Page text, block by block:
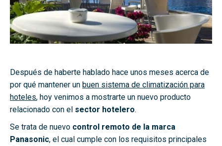
Después de haberte hablado hace unos meses acerca de
por qué mantener un buen sistema de climatización para
hoteles, hoy venimos a mostrarte un nuevo producto
relacionado con el sector hotelero.
Se trata de nuevo control remoto de la marca
Panasonic, el cual cumple con los requisitos principales